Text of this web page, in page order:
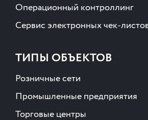
Операционный контроллинг
Сервис электронных чек-
ТИПЫ ОБЪЕКТОВ
Розничные сети
Промышленные предприятия
Торговые центры